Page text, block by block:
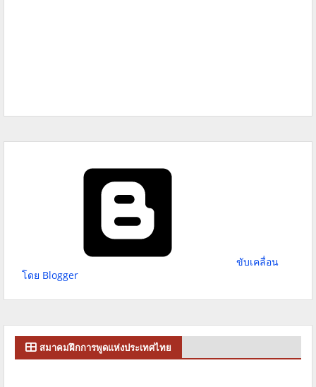
ขับเคลื่อน
โดย Blogger
สมาคมฝึกการพูดแห่งประเทศไทย